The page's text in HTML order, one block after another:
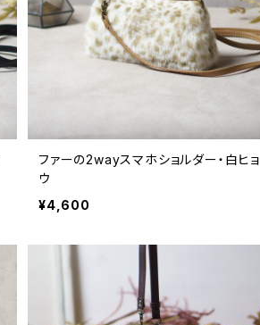
ファーの2wayスマホショルダー・白ヒョ
ウ
¥4,600